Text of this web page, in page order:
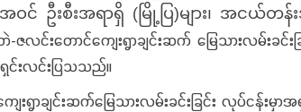
အဝင် ဦးစီးအရာရှိ (မြို့ပြ)များ၊ အငယ်
လင်းတောင်ကျေးရွာချင်းဆက် မြေသားလမ်းခင်
င်းလင်းပြသသည်။
းရွာချင်းဆက်မြေသားလမ်းခင်းခြင်း လုပ်ငန်းမှ